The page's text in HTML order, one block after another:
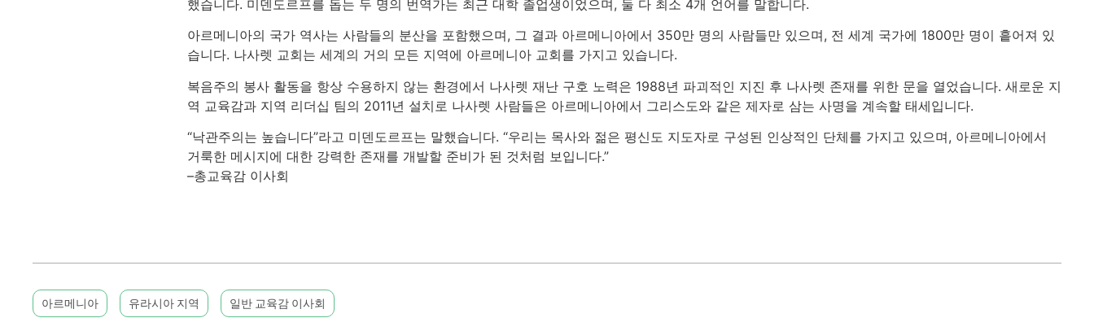
했습니다. 미덴도르프를 돕는 두 명의 번역가는 최근 대학 졸업생이었으며, 둘 다 최소 4개 언어를 말합니다.
아르메니아의 국가 역사는 사람들의 분산을 포함했으며, 그 결과 아르메니아에서 350만 명의 사람들만 있으며, 전 세계 국가에 1800만 명이 흩어져 있
습니다. 나사렛 교회는 세계의 거의 모든 지역에 아르메니아 교회를 가지고 있습니다.
복음주의 봉사 활동을 항상 수용하지 않는 환경에서 나사렛 재난 구호 노력은 1988년 파괴적인 지진 후 나사렛 존재를 위한 문을 열었습니다. 새로운 지
역 교육감과 지역 리더십 팀의 2011년 설치로 나사렛 사람들은 아르메니아에서 그리스도와 같은 제자로 삼는 사명을 계속할 태세입니다.
“낙관주의는 높습니다”라고 미덴도르프는 말했습니다. “우리는 목사와 젊은 평신도 지도자로 구성된 인상적인 단체를 가지고 있으며, 아르메니아에서
거룩한 메시지에 대한 강력한 존재를 개발할 준비가 된 것처럼 보입니다.”
–총교육감 이사회
아르메니아 유라시아 지역 일반 교육감 이사회